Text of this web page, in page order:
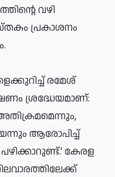
വഴി
പ്രകാശനം
രമേശ്
ശ്രദ്ധേയമാണ്:
ആരോപിച്ച്
കേരള